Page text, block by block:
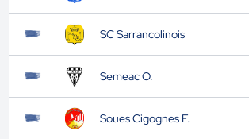
SC Sarrancolinois
Semeac O.
Soues Cigognes F.